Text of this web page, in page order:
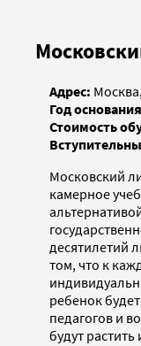
Адрес:
Год
Стоимость
Московский
камерное
десятилетий
том, что к
ребенок
педагогов и
будут